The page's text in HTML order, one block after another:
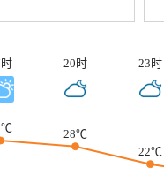
20时 23时
28℃
22℃